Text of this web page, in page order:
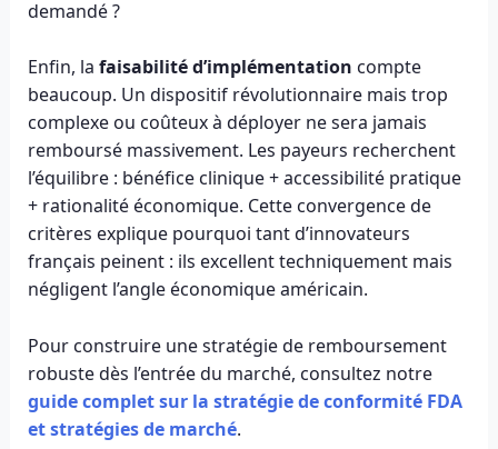
demandé ?
Enfin, la faisabilité d’implémentation compte
beaucoup. Un dispositif révolutionnaire mais trop
complexe ou coûteux à déployer ne sera jamais
remboursé massivement. Les payeurs recherchent
l’équilibre : bénéfice clinique + accessibilité pratique
+ rationalité économique. Cette convergence de
critères explique pourquoi tant d’innovateurs
français peinent : ils excellent techniquement mais
négligent l’angle économique américain.
Pour construire une stratégie de remboursement
robuste dès l’entrée du marché, consultez notre
guide complet sur la stratégie de conformité FDA
et stratégies de marché.